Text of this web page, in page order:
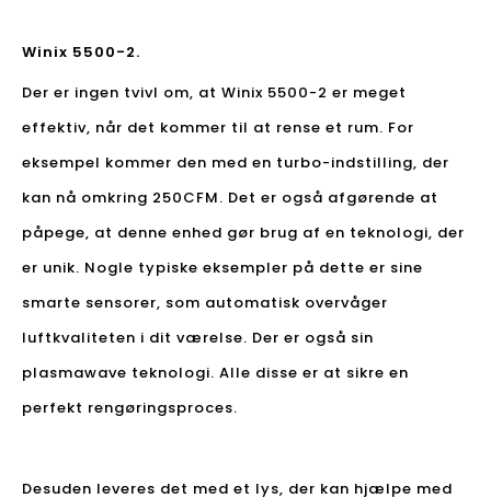
Winix 5500-2.
Der er ingen tvivl om, at Winix 5500-2 er meget
effektiv, når det kommer til at rense et rum. For
eksempel kommer den med en turbo-indstilling, der
kan nå omkring 250CFM. Det er også afgørende at
påpege, at denne enhed gør brug af en teknologi, der
er unik. Nogle typiske eksempler på dette er sine
smarte sensorer, som automatisk overvåger
luftkvaliteten i dit værelse. Der er også sin
plasmawave teknologi. Alle disse er at sikre en
perfekt rengøringsproces.
Desuden leveres det med et lys, der kan hjælpe med